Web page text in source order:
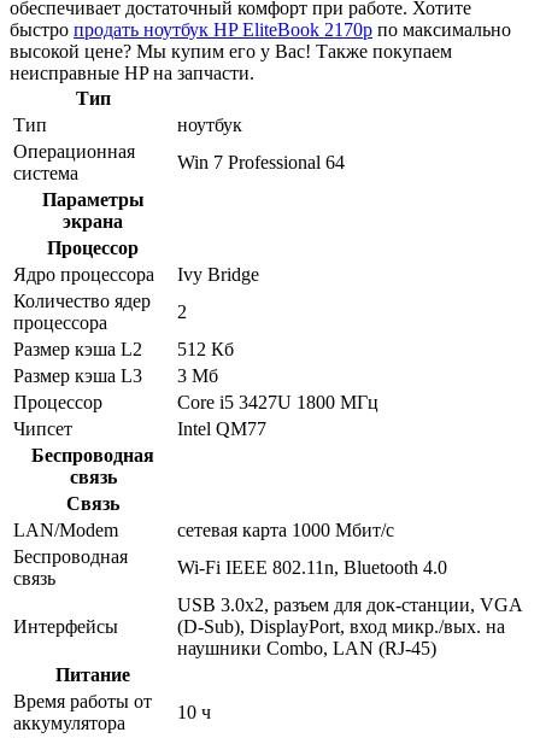
обеспечивает достаточный комфорт при работе. Хотите
быстро продать ноутбук HP EliteBook 2170p по максимально
высокой цене? Мы купим его у Вас! Также покупаем
неисправные HP на запчасти.
Тип
Тип
ноутбук
Операционная
система
Win 7 Professional 64
Параметры
экрана
Процессор
Ядро процессора
Ivy Bridge
Количество ядер
процессора
2
Размер кэша L2
512 Кб
Размер кэша L3
3 Мб
Процессор
Core i5 3427U 1800 МГц
Чипсет
Intel QM77
Беспроводная
связь
Связь
LAN/Modem
сетевая карта 1000 Мбит/c
Беспроводная
связь
Wi-Fi IEEE 802.11n, Bluetooth 4.0
Интерфейсы
USB 3.0x2, разъем для док-станции, VGA
(D-Sub), DisplayPort, вход микр./вых. на
наушники Combo, LAN (RJ-45)
Питание
Время работы от
аккумулятора
10 ч